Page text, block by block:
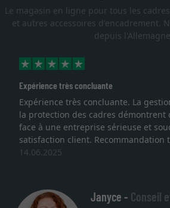
Le magasin en ligne pour tous les
et autres accessoires d'encadrement.
depuis
Expérience très concluante
Expérience très concluante. La
la protection des cadres démontrent
face à une entreprise sérieuse et
satisfaction client. Recommandation
14.06.2025
Janyce - Conseil